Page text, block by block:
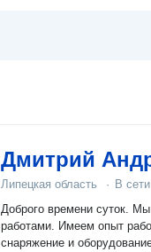
Дмитрий
Липецкая область · В сети
Доброго времени суток.
работами. Имеем опыт
снаряжение и